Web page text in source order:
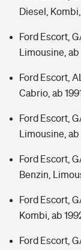
Diesel,
Ford Escort,
Limousine, ab
Ford Escort,
Cabrio, ab
Ford Escort,
Limousine, ab
Ford Escort,
Benzin,
Ford Escort,
Kombi, ab
Ford Escort,